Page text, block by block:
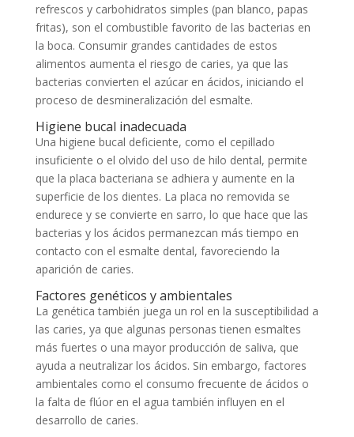
refrescos y carbohidratos simples (pan blanco, papas
fritas), son el combustible favorito de las bacterias en
la boca. Consumir grandes cantidades de estos
alimentos aumenta el riesgo de caries, ya que las
bacterias convierten el azúcar en ácidos, iniciando el
proceso de desmineralización del esmalte.
Higiene bucal inadecuada
Una higiene bucal deficiente, como el cepillado
insuficiente o el olvido del uso de hilo dental, permite
que la placa bacteriana se adhiera y aumente en la
superficie de los dientes. La placa no removida se
endurece y se convierte en sarro, lo que hace que las
bacterias y los ácidos permanezcan más tiempo en
contacto con el esmalte dental, favoreciendo la
aparición de caries.
Factores genéticos y ambientales
La genética también juega un rol en la susceptibilidad a
las caries, ya que algunas personas tienen esmaltes
más fuertes o una mayor producción de saliva, que
ayuda a neutralizar los ácidos. Sin embargo, factores
ambientales como el consumo frecuente de ácidos o
la falta de flúor en el agua también influyen en el
desarrollo de caries.